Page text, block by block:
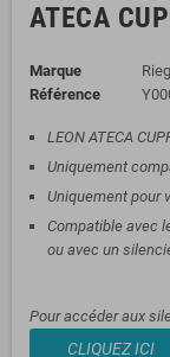
ATECA
Marque
Référence
LEON ATECA
Uniquement
Uniquement pour
Compatible avec
ou avec un
Pour accéder aux
CLIQUEZ ICI